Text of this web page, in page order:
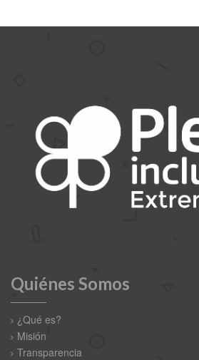
Quiénes Somos
¿Qué es?
Misión
Transparencia